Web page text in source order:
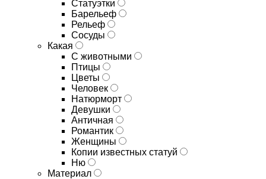
Статуэтки
Барельеф
Рельеф
Сосуды
Какая
С животными
Птицы
Цветы
Человек
Натюрморт
Девушки
Античная
Романтик
Женщины
Копии известных статуй
Ню
Материал